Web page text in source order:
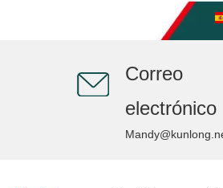
Correo
electrónico